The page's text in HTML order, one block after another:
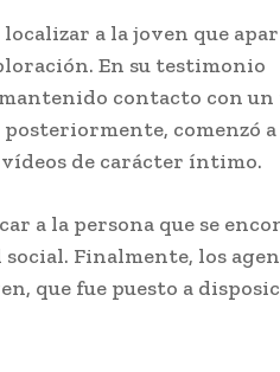
a la joven que
En su testimonio
contacto con
posteriormente, comenzó
de carácter íntimo.
a la persona que se
Finalmente, los
que fue puesto a